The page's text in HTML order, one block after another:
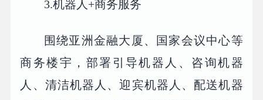
3.机器人+商务服务
围绕亚洲金融大厦、国家会议中心等
商务楼宇，部署引导机器人、咨询机器
人、清洁机器人、迎宾机器人、配送机器